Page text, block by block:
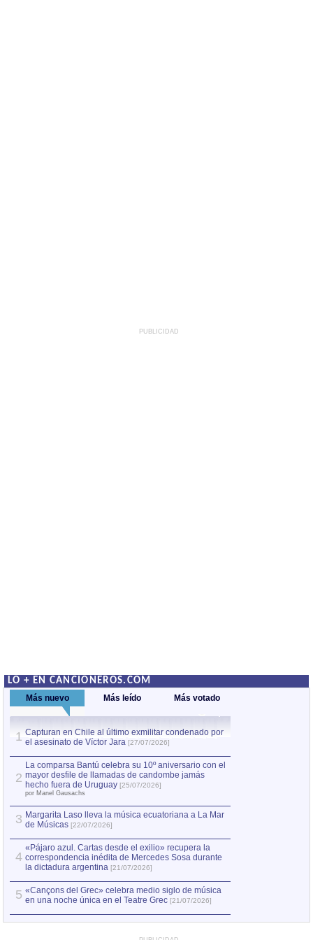
PUBLICIDAD
LO + EN CANCIONEROS.COM
Más nuevo Más leído Más votado
1 Capturan en Chile al último exmilitar condenado por
el asesinato de Víctor Jara [27/07/2026]
2
La comparsa Bantú celebra su 10º aniversario con el
mayor desfile de llamadas de candombe jamás
hecho fuera de Uruguay [25/07/2026]
por Manel Gausachs
3 Margarita Laso lleva la música ecuatoriana a La Mar
de Músicas [22/07/2026]
4
«Pájaro azul. Cartas desde el exilio» recupera la
correspondencia inédita de Mercedes Sosa durante
la dictadura argentina [21/07/2026]
5 «Cançons del Grec» celebra medio siglo de música
en una noche única en el Teatre Grec [21/07/2026]